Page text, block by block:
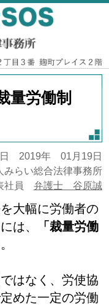
量労働制
日 2019年 01月19日
みらい総合法律事務所
社員 弁護士 谷原誠
大幅に労働者の
は、
「裁量労働
はなく、労使協
めた一定の労働